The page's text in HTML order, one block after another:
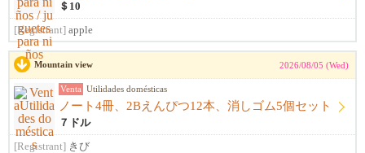
＄10
[Registrant] apple
Mountain view 2026/08/05 (Wed)
Venta Utilidades domésticas
ノート4冊、2Bえんぴつ12本、消しゴム5個セット
７ドル
[Registrant] きび